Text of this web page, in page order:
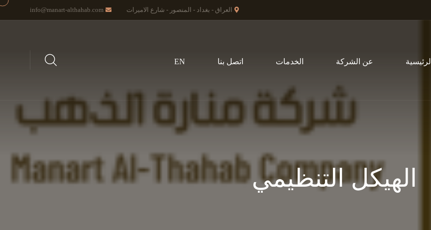
العراق - بغداد - المنصور - شارع الاميرات info@manart-althahab.com
الرئيسية عن الشركة الخدمات اتصل بنا EN
الهيكل التنظيمي